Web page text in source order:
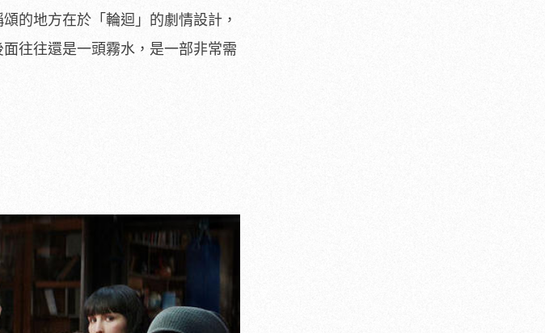
的地方在於「輪迴」的劇情設計，
往往還是一頭霧水，是一部非常需